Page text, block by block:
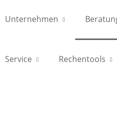
Unternehmen
Service Rechentools
- 12.00 und 14.00 - 18.00